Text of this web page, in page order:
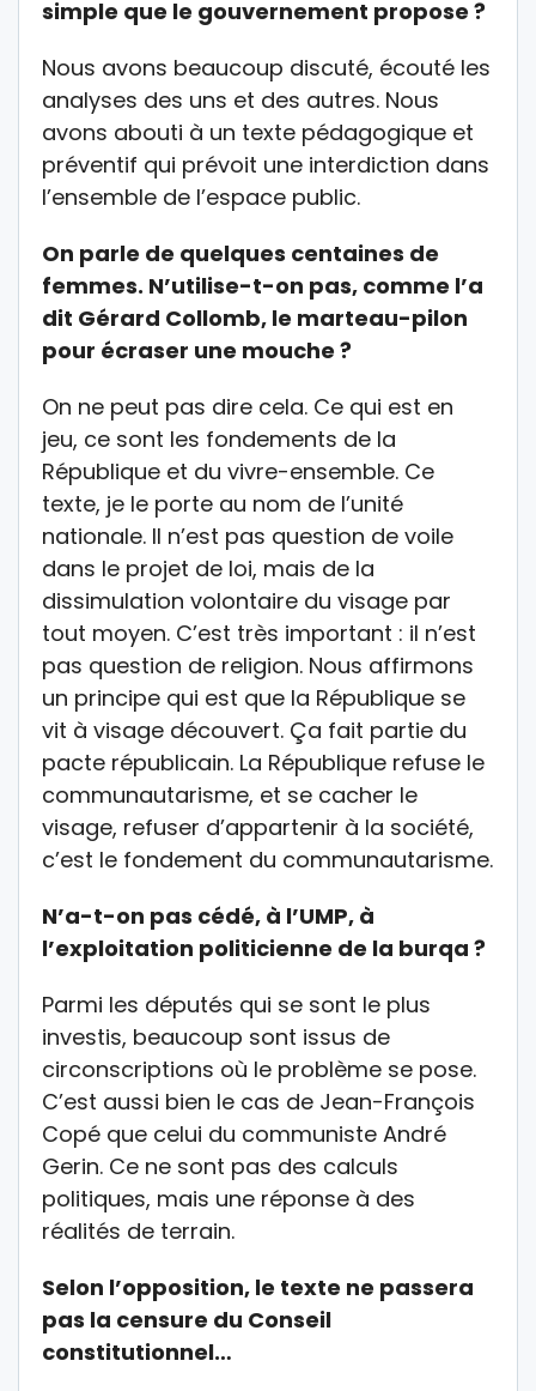
simple que le gouvernement propose ?
Nous avons beaucoup discuté, écouté les
analyses des uns et des autres. Nous
avons abouti à un texte pédagogique et
préventif qui prévoit une interdiction dans
l’ensemble de l’espace public.
On parle de quelques centaines de
femmes. N’utilise-t-on pas, comme l’a
dit Gérard Collomb, le marteau-pilon
pour écraser une mouche ?
On ne peut pas dire cela. Ce qui est en
jeu, ce sont les fondements de la
République et du vivre-ensemble. Ce
texte, je le porte au nom de l’unité
nationale. Il n’est pas question de voile
dans le projet de loi, mais de la
dissimulation volontaire du visage par
tout moyen. C’est très important : il n’est
pas question de religion. Nous affirmons
un principe qui est que la République se
vit à visage découvert. Ça fait partie du
pacte républicain. La République refuse le
communautarisme, et se cacher le
visage, refuser d’appartenir à la société,
c’est le fondement du communautarisme.
N’a-t-on pas cédé, à l’UMP, à
l’exploitation politicienne de la burqa ?
Parmi les députés qui se sont le plus
investis, beaucoup sont issus de
circonscriptions où le problème se pose.
C’est aussi bien le cas de Jean-François
Copé que celui du communiste André
Gerin. Ce ne sont pas des calculs
politiques, mais une réponse à des
réalités de terrain.
Selon l’opposition, le texte ne passera
pas la censure du Conseil
constitutionnel…